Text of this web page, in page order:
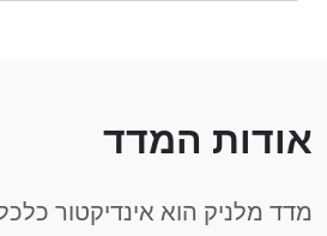
אודות המדד
מדד מלניק הוא אינדיקטור